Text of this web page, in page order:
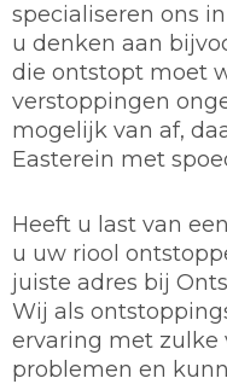
specialiseren ons
u denken aan
die ontstopt moet
verstoppingen
mogelijk van af,
Easterein met
Heeft u last van
u uw riool
juiste adres bij
Wij als
ervaring met zulke
problemen en